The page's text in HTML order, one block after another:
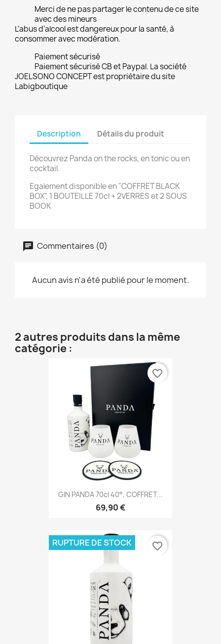
Merci de ne pas partager le contenu de ce site
avec des mineurs
L’abus d’alcool est dangereux pour la santé, à
consommer avec modération.
Paiement sécurisé
Paiement sécurisé CB et Paypal. La société
JOELSONO CONCEPT est propriétaire du site
Labigboutique
Description Détails du produit
Découvrez Panda on the rocks, en tonic ou en
cocktail.
Egalement disponible en "COFFRET BLACK
BOX", 1 BOUTEILLE 70cl + 2VERRES et 2 SOUS
BOOK
Commentaires (0)
Aucun avis n'a été publié pour le moment.
2 autres produits dans la même
catégorie :
GIN PANDA 70cl 40°, COFFRET...
69,90 €
favorite_border
RUPTURE DE STOCK favorite_border